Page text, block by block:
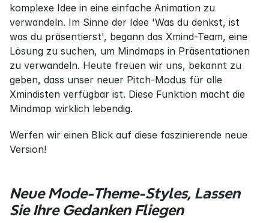
komplexe Idee in eine einfache Animation zu
verwandeln. Im Sinne der Idee 'Was du denkst, ist
was du präsentierst', begann das Xmind-Team, eine
Lösung zu suchen, um Mindmaps in Präsentationen
zu verwandeln. Heute freuen wir uns, bekannt zu
geben, dass unser neuer Pitch-Modus für alle
Xmindisten verfügbar ist. Diese Funktion macht die
Mindmap wirklich lebendig.
Werfen wir einen Blick auf diese faszinierende neue
Version!
Neue Mode-Theme-Styles, Lassen
Sie Ihre Gedanken Fliegen